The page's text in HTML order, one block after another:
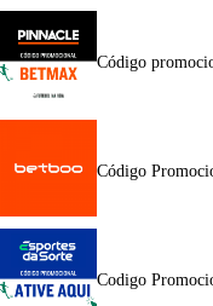
Código
Código
Codigo